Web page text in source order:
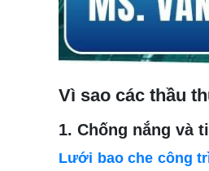
Vì sao các thầu
1. Chống nắng và
Lưới bao che công